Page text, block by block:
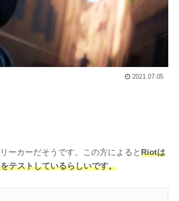
2021.07.05
ーカーだそうです。この方によると Riotは
テストしているらしいです。